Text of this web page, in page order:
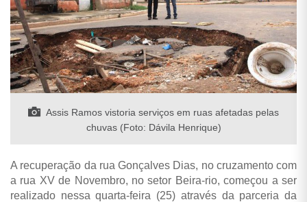
Assis Ramos vistoria serviços em ruas afetadas pelas
chuvas (Foto: Dávila Henrique)
A recuperação da rua Gonçalves Dias, no cruzamento com
a rua XV de Novembro, no setor Beira-rio, começou a ser
realizado nessa quarta-feira (25) através da parceria da